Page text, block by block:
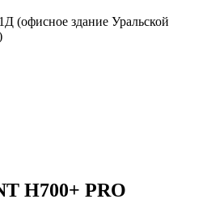
(офисное здание Уральской
H700+ PRO